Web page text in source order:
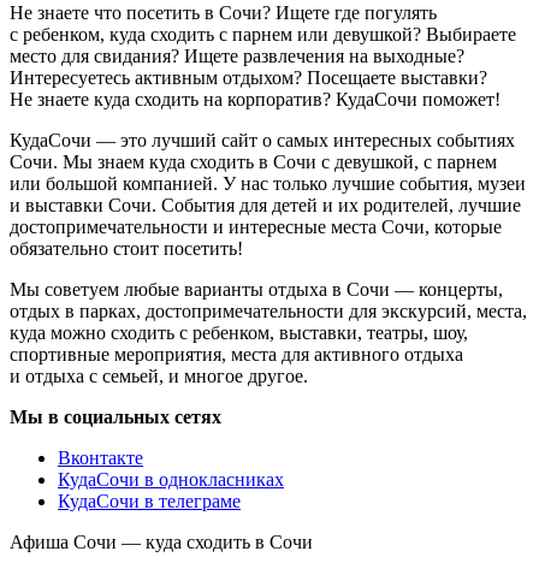
Не знаете что посетить в Сочи? Ищете где погулять
с ребенком, куда сходить с парнем или девушкой? Выбираете
место для свидания? Ищете развлечения на выходные?
Интересуетесь активным отдыхом? Посещаете выставки?
Не знаете куда сходить на корпоратив? КудаСочи поможет!
КудаСочи — это лучший сайт о самых интересных событиях
Сочи. Мы знаем куда сходить в Сочи с девушкой, с парнем
или большой компанией. У нас только лучшие события, музеи
и выставки Сочи. События для детей и их родителей, лучшие
достопримечательности и интересные места Сочи, которые
обязательно стоит посетить!
Мы советуем любые варианты отдыха в Сочи — концерты,
отдых в парках, достопримечательности для экскурсий, места,
куда можно сходить с ребенком, выставки, театры, шоу,
спортивные мероприятия, места для активного отдыха
и отдыха с семьей, и многое другое.
Мы в социальных сетях
Вконтакте
КудаСочи в однокласниках
КудаСочи в телеграме
Афиша Сочи — куда сходить в Сочи